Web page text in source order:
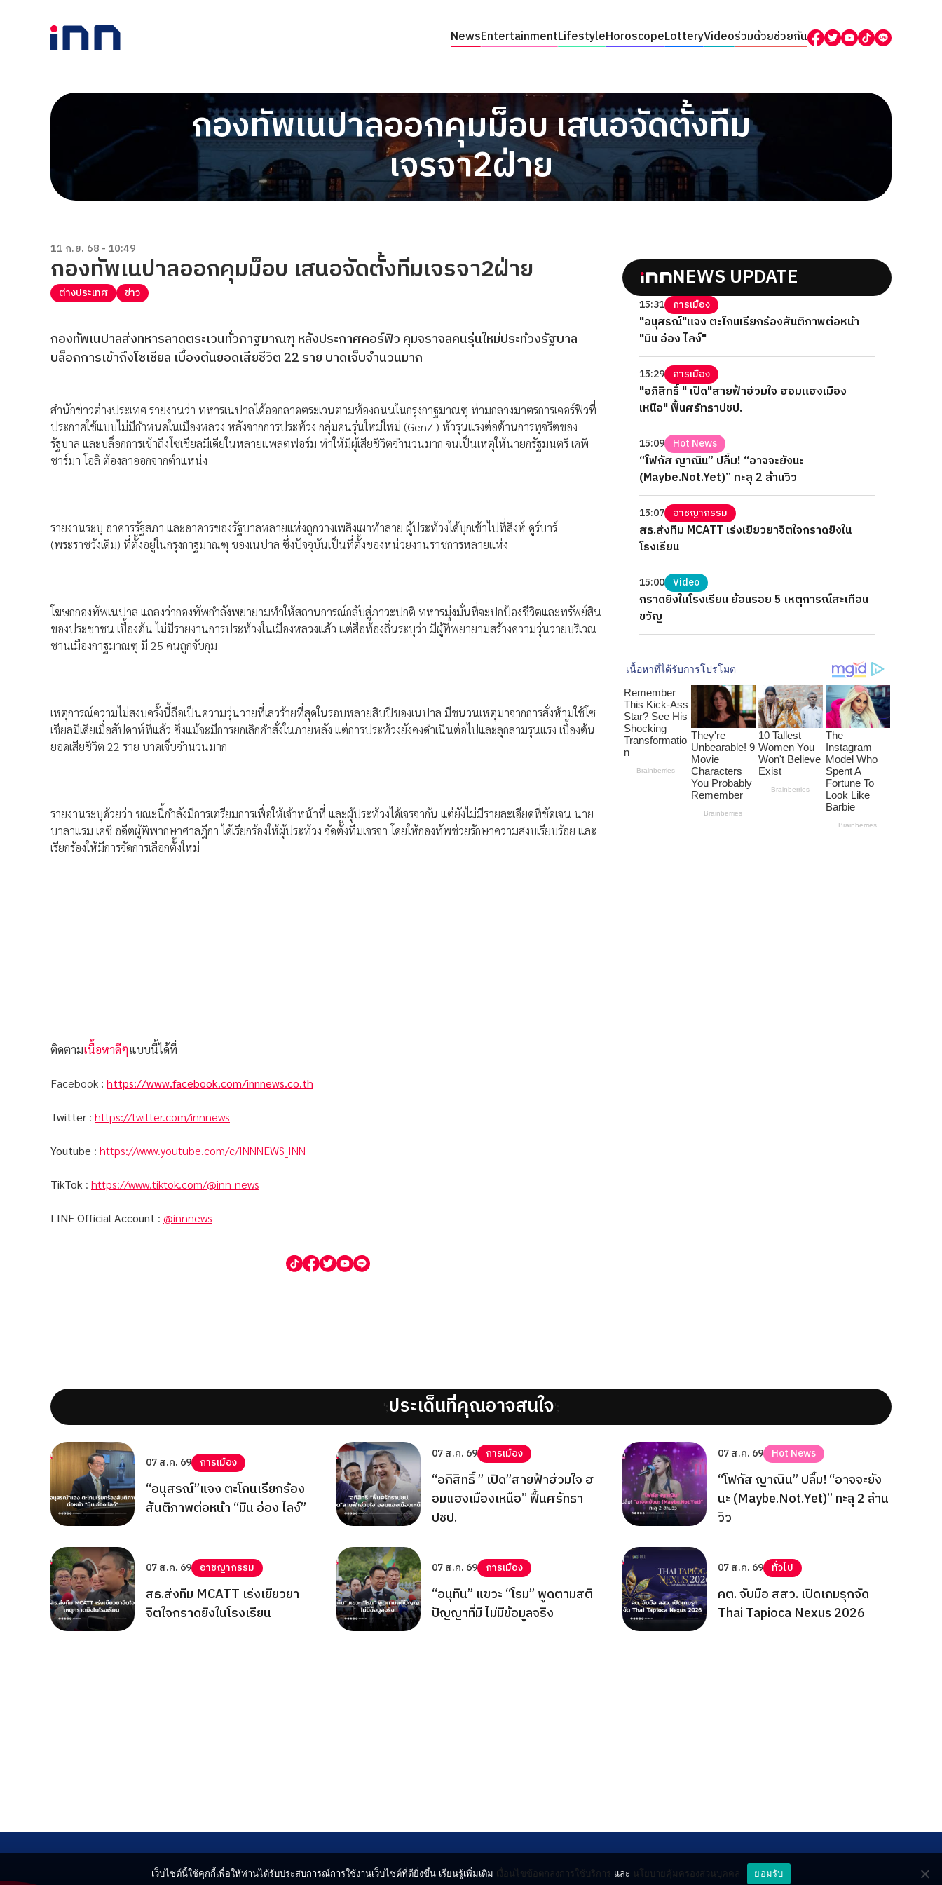
NewsEntertainmentLifestyleHoroscopeLotteryVideoร่วมด้วยช่วยกัน
กองทัพเนปาลออกคุมม็อบ เสนอจัดตั้งทีม
เจรจา2ฝ่าย
11 ก.ย. 68 - 10:49
กองทัพเนปาลออกคุมม็อบ เสนอจัดตั้งทีมเจรจา2ฝ่าย
ต่างประเทศ ข่าว
กองทัพเนปาลส่งทหารลาดตระเวนทั่วกาฐมาณฑุ หลังประกาศคอร์ฟิว คุมจราจลคนรุ่นใหม่ประท้วงรัฐบาล
บล็อกการเข้าถึงโซเชียล เบื้องต้นยอดเสียชีวิต 22 ราย บาดเจ็บจำนวนมาก
สำนักข่าวต่างประเทศ รายงานว่า ทหารเนปาลได้ออกลาดตระเวนตามท้องถนนในกรุงกาฐมาณฑุ ท่ามกลางมาตรการเคอร์ฟิวที่
ประกาศใช้แบบไม่มีกำหนดในเมืองหลวง หลังจากการประท้วง กลุ่มคนรุ่นใหม่ใหม่ (GenZ ) หัวรุนแรงต่อต้านการทุจริตของ
รัฐบาล และบล็อกการเข้าถึงโซเชียลมีเดียในหลายแพลตฟอร์ม ทำให้มีผู้เสียชีวิตจำนวนมาก จนเป็นเหตุให้นายกรัฐมนตรี เคพี
ชาร์มา โอลิ ต้องลาออกจากตำแหน่ง
รายงานระบุ อาคารรัฐสภา และอาคารของรัฐบาลหลายแห่งถูกวางเพลิงเผาทำลาย ผู้ประท้วงได้บุกเข้าไปที่สิงห์ ดูร์บาร์
(พระราชวังเดิม) ที่ตั้งอยู่ในกรุงกาฐมาณฑุ ของเนปาล ซึ่งปัจจุบันเป็นที่ตั้งของหน่วยงานราชการหลายแห่ง
โฆษกกองทัพเนปาล แถลงว่ากองทัพกำลังพยายามทำให้สถานการณ์กลับสู่ภาวะปกติ ทหารมุ่งมั่นที่จะปกป้องชีวิตและทรัพย์สิน
ของประชาชน เบื้องต้น ไม่มีรายงานการประท้วงในเมืองหลวงแล้ว แต่สื่อท้องถิ่นระบุว่า มีผู้ที่พยายามสร้างความวุ่นวายบริเวณ
ชานเมืองกาฐมาณฑุ มี 25 คนถูกจับกุม
เหตุการณ์ความไม่สงบครั้งนี้ถือเป็นความวุ่นวายที่เลวร้ายที่สุดในรอบหลายสิบปีของเนปาล มีชนวนเหตุมาจากการสั่งห้ามใช้โซ
เชียลมีเดียเมื่อสัปดาห์ที่แล้ว ซึ่งแม้จะมีการยกเลิกคำสั่งในภายหลัง แต่การประท้วงยังคงดำเนินต่อไปและลุกลามรุนแรง เบื้องต้น
ยอดเสียชีวิต 22 ราย บาดเจ็บจำนวนมาก
รายงานระบุด้วยว่า ขณะนี้กำลังมีการเตรียมการเพื่อให้เจ้าหน้าที่ และผู้ประท้วงได้เจรจากัน แต่ยังไม่มีรายละเอียดที่ชัดเจน นาย
บาลาแรม เคซี อดีตผู้พิพากษาศาลฎีกา ได้เรียกร้องให้ผู้ประท้วง จัดตั้งทีมเจรจา โดยให้กองทัพช่วยรักษาความสงบเรียบร้อย และ
เรียกร้องให้มีการจัดการเลือกตั้งใหม่
ติดตามเนื้อหาดีๆแบบนี้ได้ที่
Facebook : https://www.facebook.com/innnews.co.th
Twitter : https://twitter.com/innnews
Youtube : https://www.youtube.com/c/INNNEWS_INN
TikTok : https://www.tiktok.com/@inn_news
LINE Official Account : @innnews
NEWS UPDATE
15:31 การเมือง
"อนุสรณ์"แจง ตะโกนเรียกร้องสันติภาพต่อหน้า
"มิน อ่อง ไลง์"
15:29 การเมือง
"อภิสิทธิ์ " เปิด"สายฟ้าฮ่วมใจ ฮอมแฮงเมือง
เหนือ" ฟื้นศรัทธาปชป.
15:09 Hot News
“โฟกัส ญาณิน” ปลื้ม! “อาจจะยังนะ
(Maybe.Not.Yet)” ทะลุ 2 ล้านวิว
15:07 อาชญากรรม
สธ.ส่งทีม MCATT เร่งเยียวยาจิตใจกราดยิงใน
โรงเรียน
15:00 Video
กราดยิงในโรงเรียน ย้อนรอย 5 เหตุการณ์สะเทือน
ขวัญ
';ประเด็นที่คุณอาจสนใจ';
07 ส.ค. 69 การเมือง
“อนุสรณ์”แจง ตะโกนเรียกร้อง
สันติภาพต่อหน้า “มิน อ่อง ไลง์”
07 ส.ค. 69 การเมือง
“อภิสิทธิ์ ” เปิด”สายฟ้าฮ่วมใจ ฮ
อมแฮงเมืองเหนือ” ฟื้นศรัทธา
ปชป.
07 ส.ค. 69 Hot News
“โฟกัส ญาณิน” ปลื้ม! “อาจจะยัง
นะ (Maybe.Not.Yet)” ทะลุ 2 ล้าน
วิว
07 ส.ค. 69 อาชญากรรม
สธ.ส่งทีม MCATT เร่งเยียวยา
จิตใจกราดยิงในโรงเรียน
07 ส.ค. 69 การเมือง
“อนุทิน” แขวะ “โรม” พูดตามสติ
ปัญญาที่มี ไม่มีข้อมูลจริง
07 ส.ค. 69 ทั่วไป
คต. จับมือ สสว. เปิดเกมรุกจัด
Thai Tapioca Nexus 2026
เว็บไซต์นี้ใช้คุกกี้เพื่อให้ท่านได้รับประสบการณ์การใช้งานเว็บไซต์ที่ดียิ่งขึ้น เรียนรู้เพิ่มเติม เงื่อนไขข้อตกลงการใช้บริการ และ นโยบายคุ้มครองส่วนบุคคล ยอมรับ